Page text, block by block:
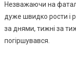
Незважаючи на
дуже швидко рости і
за днями, тижні за
погіршувався.